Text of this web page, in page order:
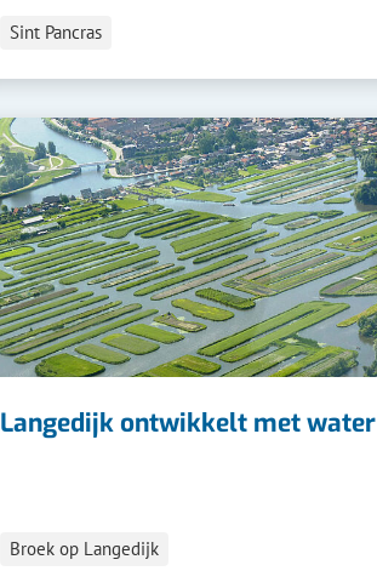
Sint Pancras
Langedijk ontwikkelt met water
Broek op Langedijk